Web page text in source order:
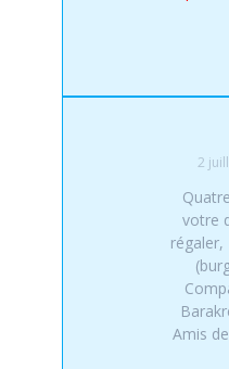
2
votre
régaler,
Amis